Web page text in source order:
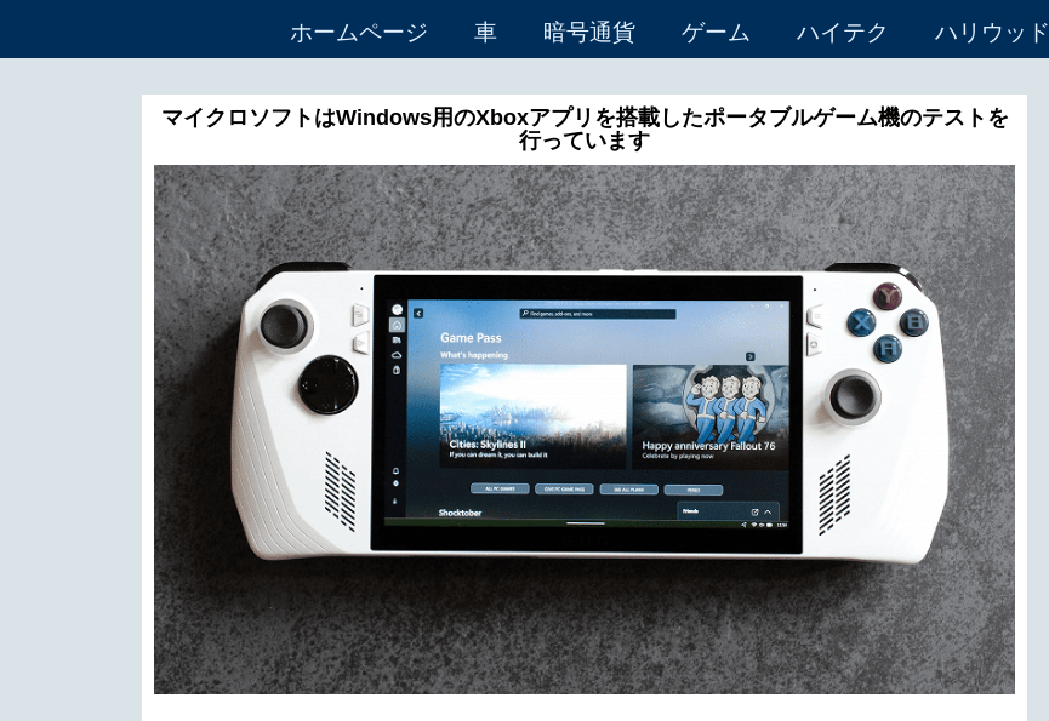
ホームページ 車 暗号通貨 ゲーム ハイテク ハリウッド
マイクロソフトはWindows用のXboxアプリを搭載したポータブルゲーム機のテストを
行っています